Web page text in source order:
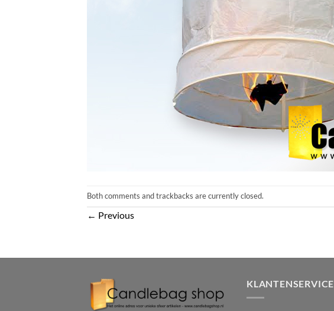
Both comments and trackbacks are currently closed.
← Previous
KLANTENSERVICE